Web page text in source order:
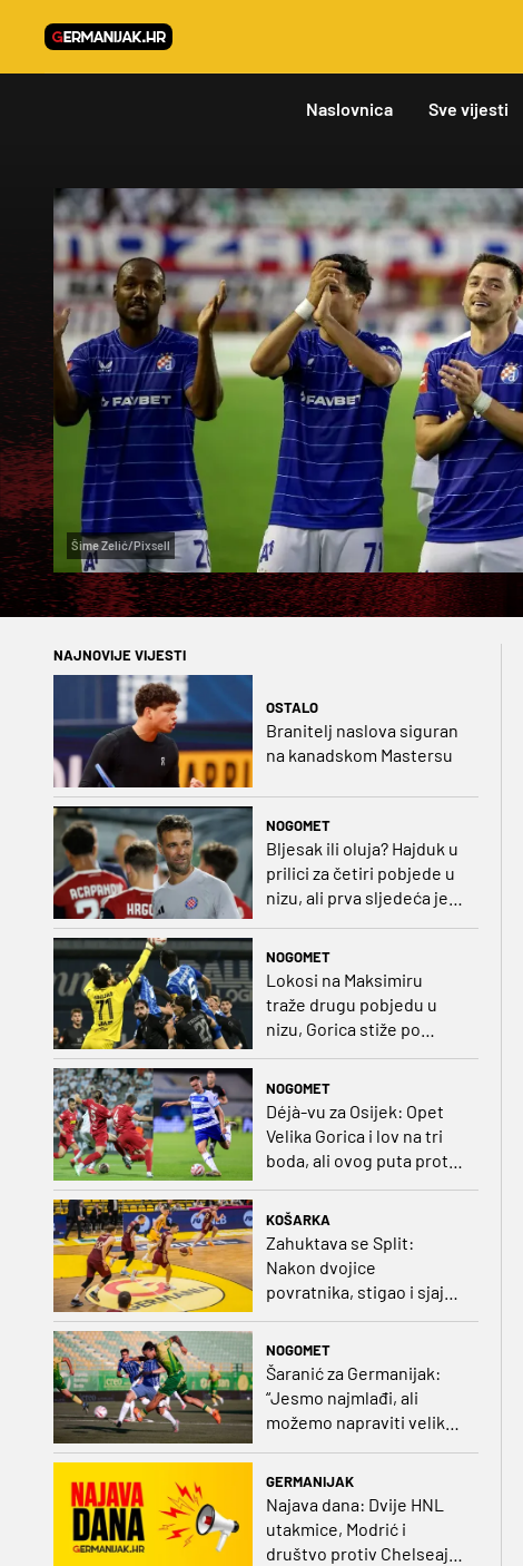
Naslovnica Sve vijesti
Šime Zelić/Pixsell
NAJNOVIJE VIJESTI
OSTALO
Branitelj naslova siguran
na kanadskom Mastersu
NOGOMET
Bljesak ili oluja? Hajduk u
prilici za četiri pobjede u
nizu, ali prva sljedeća je
NOGOMET
Lokosi na Maksimiru
traže drugu pobjedu u
nizu, Gorica stiže po
iskupljenje i bolje izdanje
NOGOMET
Déjà-vu za Osijek: Opet
Velika Gorica i lov na tri
boda, ali ovog puta protiv
Rudeša
KOŠARKA
Zahuktava se Split:
Nakon dvojice
povratnika, stigao i sjajni
NOGOMET
Šaranić za Germanijak:
“Jesmo najmlađi, ali
možemo napraviti velike
sam danas“
GERMANIJAK
Najava dana: Dvije HNL
utakmice, Modrić i
društvo protiv Chelseaja,